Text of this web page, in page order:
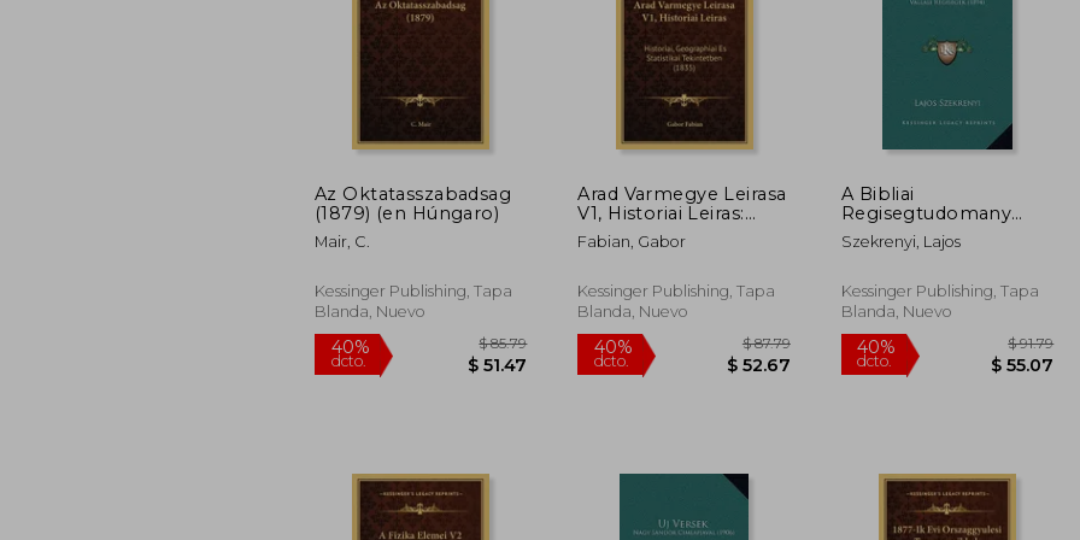
40% $ 63.79
$ 38.27
40%
dcto.
$ 101.79
$ 61.07
40%
Az Oktatasszabadsag
(1879) (en Húngaro)
Mair, C.
Kessinger Publishing, Tapa
Blanda, Nuevo
Arad Varmegye Leirasa
V1, Historiai Leiras:
Historiai, Geographiai
Es Statistikai
Húngaro)
Fabian, Gabor
Kessinger Publishing, Tapa
Blanda, Nuevo
A Bibliai
Regisegtudomany
Kezikonyve: Vallasi
Regisegek (1894) (en
Szekrenyi, Lajos
Kessinger Publishing, Tapa
Blanda, Nuevo